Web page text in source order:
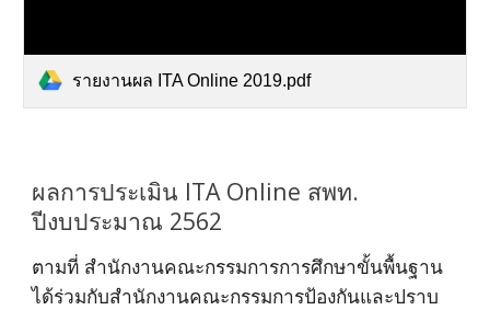
รายงานผล ITA Online 2019.pdf
ผลการประเมิน ITA Online สพท.
ปีงบประมาณ 2562
ตามที่ สำนักงานคณะกรรมการการศึกษาขั้นพื้นฐาน
ได้ร่วมกับสำนักงานคณะกรรมการป้องกันและปราบ